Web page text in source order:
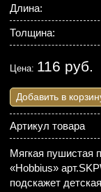
Длина:
Толщина:
Цена: 116 руб.
Добавить в
Артикул товара
Мягкая пушистая
«Hobbius»
подскажет